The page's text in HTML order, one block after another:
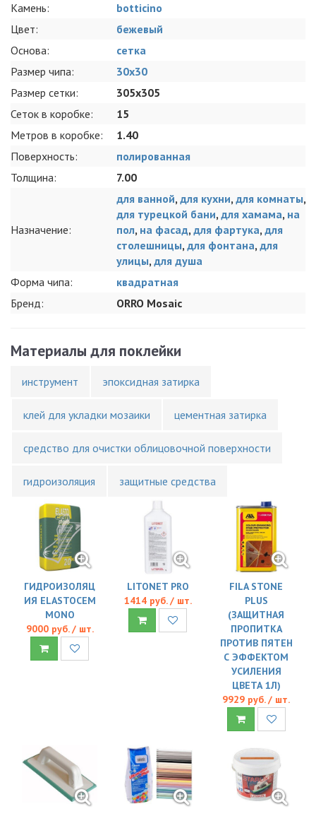
Камень:
botticino
Цвет:
бежевый
Основа:
сетка
Размер чипа:
30x30
Размер сетки:
305x305
Сеток в коробке:
15
Метров в коробке:
1.40
Поверхность:
полированная
Толщина:
7.00
Назначение:
для ванной, для кухни, для комнаты,
для турецкой бани, для хамама, на
пол, на фасад, для фартука, для
столешницы, для фонтана, для
улицы, для душа
Форма чипа:
квадратная
Бренд:
ORRO Mosaic
Материалы для поклейки
инструмент эпоксидная затирка
клей для укладки мозаики цементная затирка
средство для очистки облицовочной поверхности
гидроизоляция защитные средства
ГИДРОИЗОЛЯЦ
ИЯ ELASTOCEM
MONO
9000 руб. / шт.
LITONET PRO
1414 руб. / шт.
FILA STONE
PLUS
(ЗАЩИТНАЯ
ПРОПИТКА
ПРОТИВ ПЯТЕН
С ЭФФЕКТОМ
УСИЛЕНИЯ
ЦВЕТА 1Л)
9929 руб. / шт.